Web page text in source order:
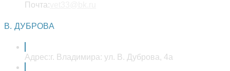
Почта:
В. ДУБРОВА
Адрес:г. Владимира: ул. В. Дуброва, 4а